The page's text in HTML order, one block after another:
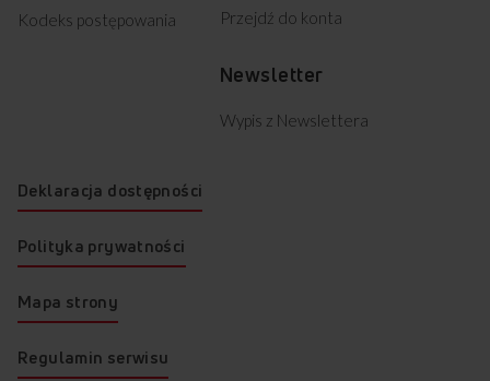
Kodeks postępowania
Przejdź do konta
Newsletter
Wypis z Newslettera
Deklaracja dostępności
Polityka prywatności
Mapa strony
Regulamin serwisu